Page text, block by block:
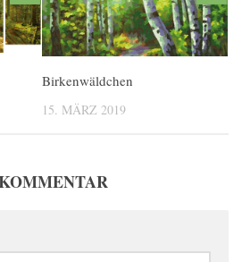
Birkenwäldchen
15. MÄRZ 2019